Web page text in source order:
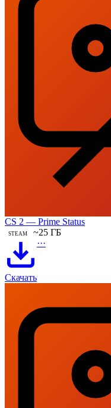
CS 2 — Prime Status
STEAM ~25 ГБ
Скачать
···